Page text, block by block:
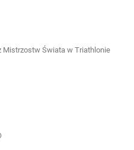
Świata w Triathlonie